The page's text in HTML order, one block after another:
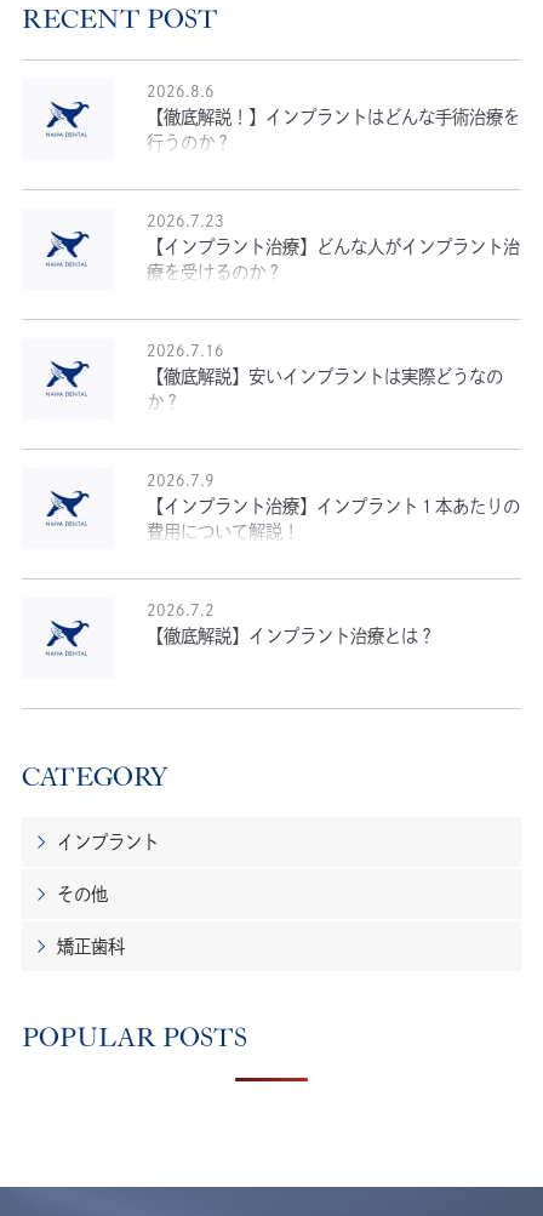
RECENT POST
2026.8.6
【徹底解説！】インプラントはどんな手術治療を
行うのか？
2026.7.23
【インプラント治療】どんな人がインプラント治
療を受けるのか？
2026.7.16
【徹底解説】安いインプラントは実際どうなの
か？
2026.7.9
【インプラント治療】インプラント１本あたりの
費用について解説！
2026.7.2
【徹底解説】インプラント治療とは？
CATEGORY
インプラント
その他
矯正歯科
POPULAR POSTS